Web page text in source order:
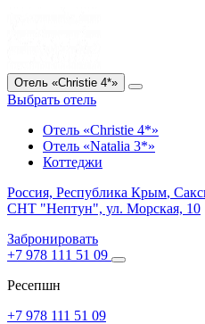
Отель «Christie 4*»
Выбрать отель
Отель «Christie 4*»
Отель «Natalia 3*»
Коттеджи
Россия, Республика Крым,
СНТ "Нептун", ул. Морская, 10
Забронировать
+7 978 111 51 09
Ресепшн
+7 978 111 51 09